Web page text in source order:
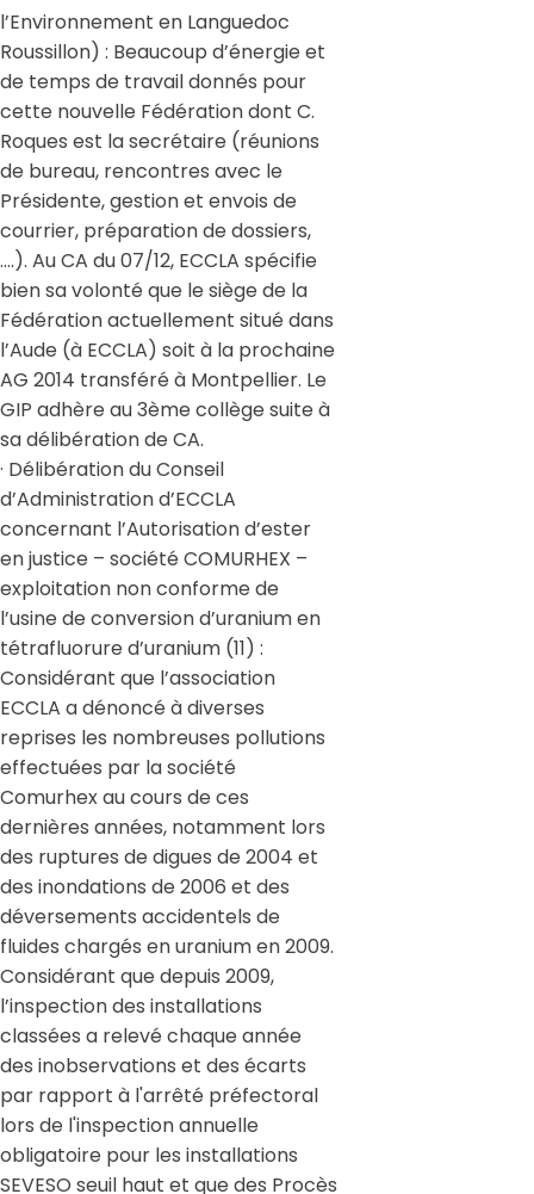
l’Environnement en Languedoc
Roussillon) : Beaucoup d’énergie et
de temps de travail donnés pour
cette nouvelle Fédération dont C.
Roques est la secrétaire (réunions
de bureau, rencontres avec le
Présidente, gestion et envois de
courrier, préparation de dossiers,
….). Au CA du 07/12, ECCLA spécifie
bien sa volonté que le siège de la
Fédération actuellement situé dans
l’Aude (à ECCLA) soit à la prochaine
AG 2014 transféré à Montpellier. Le
GIP adhère au 3ème collège suite à
sa délibération de CA.
· Délibération du Conseil
d’Administration d’ECCLA
concernant l’Autorisation d’ester
en justice – société COMURHEX –
exploitation non conforme de
l’usine de conversion d’uranium en
tétrafluorure d’uranium (11) :
Considérant que l’association
ECCLA a dénoncé à diverses
reprises les nombreuses pollutions
effectuées par la société
Comurhex au cours de ces
dernières années, notamment lors
des ruptures de digues de 2004 et
des inondations de 2006 et des
déversements accidentels de
fluides chargés en uranium en 2009.
Considérant que depuis 2009,
l’inspection des installations
classées a relevé chaque année
des inobservations et des écarts
par rapport à l'arrêté préfectoral
lors de l'inspection annuelle
obligatoire pour les installations
SEVESO seuil haut et que des Procès